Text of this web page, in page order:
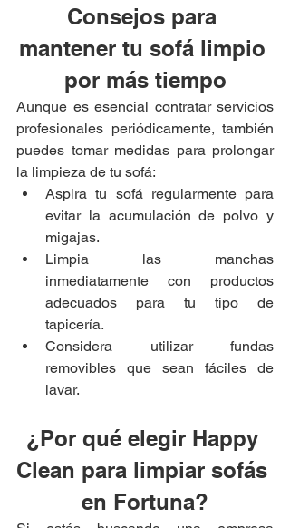
Consejos para
mantener tu sofá limpio
por más tiempo
Aunque es esencial contratar servicios
profesionales periódicamente, también
puedes tomar medidas para prolongar
la limpieza de tu sofá:
Aspira tu sofá regularmente para
evitar la acumulación de polvo y
migajas.
Limpia las manchas
inmediatamente con productos
adecuados para tu tipo de
tapicería.
Considera utilizar fundas
removibles que sean fáciles de
lavar.
¿Por qué elegir Happy
Clean para limpiar sofás
en Fortuna?